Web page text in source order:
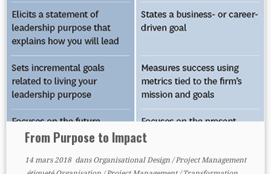
From Purpose to Impact
14 mars 2018dans Organisational Design /Project Management